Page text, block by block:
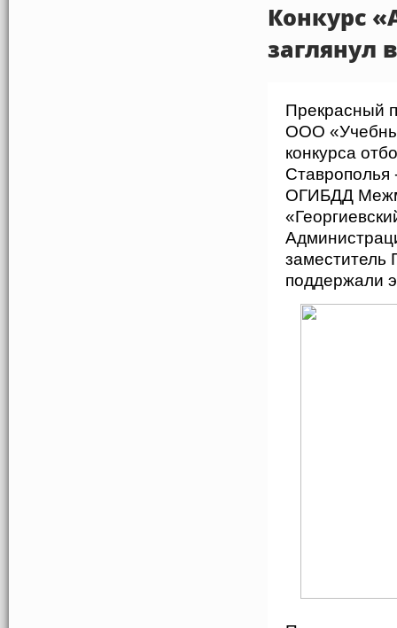
Конкурс
заглянул
Прекрасный
ООО
конкурса
Ставрополья
ОГИБДД
заместитель
поддержали